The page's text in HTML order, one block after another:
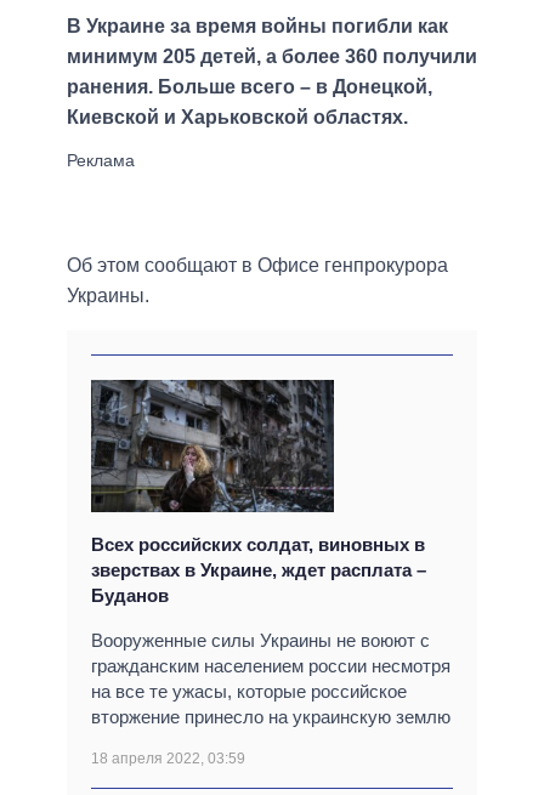
В Украине за время войны погибли как
минимум 205 детей, а более 360 получили
ранения. Больше всего – в Донецкой,
Киевской и Харьковской областях.
Об этом сообщают в Офисе генпрокурора
Украины.
Всех российских солдат, виновных в
зверствах в Украине, ждет расплата –
Буданов
Вооруженные силы Украины не воюют с
гражданским населением россии несмотря
на все те ужасы, которые российское
вторжение принесло на украинскую землю
18 апреля 2022, 03:59